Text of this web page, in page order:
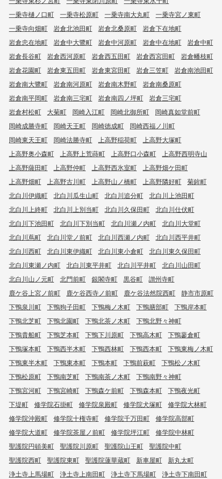
一乗寺樋ノ口町
一乗寺松原町 一乗寺南大丸町
一乗寺宮ノ東町
一乗寺向畑町
岩倉北池田町 岩倉北桑原町
岩倉下在地町
岩倉忠在地町
岩倉中大鷺町 岩倉中河原町 岩倉中在地町
岩倉中町
岩倉長谷町
岩倉西河原町 岩倉西五田町 岩倉西宮田町
岩倉幡枝町
岩倉花園町
岩倉東五田町 岩倉東宮田町 岩倉三笠町
岩倉南池田町
岩倉南大鷺町
岩倉南河原町 岩倉南木野町
岩倉南桑原町
岩倉南平岡町
岩倉南三宅町 岩倉南四ノ坪町
岩倉三宅町
岩倉村松町
大菊町 岡崎入江町 岡崎北御所町
岡崎真如堂前町
岡崎成勝寺町
岡崎天王町 岡崎徳成町
岡崎西福ノ川町
岡崎東天王町
岡崎法勝寺町 上高野稲荷町
上高野大塚町
上高野奥小森町
上高野上荒蒔町 上高野口小森町
上高野西明寺山
上高野薩田町
上高野仲町 上高野西氷室町
上高野畑ケ田町
上高野畑町
上高野古川町 上高野山ノ橋町 上高野隣好町
菊鉾町
北白川伊織町
北白川瓜生山町 北白川追分町
北白川上池田町
北白川上終町
北白川上別当町 北白川久保田町
北白川仕伏町
北白川下池田町
北白川下別当町 北白川瀬ノ内町
北白川大堂町
北白川蔦町
北白川堂ノ前町 北白川西瀬ノ内町
北白川西平井町
北白川西町
北白川東伊織町 北白川東小倉町
北白川東久保田町
北白川東瀬ノ内町
北白川東平井町 北白川平井町
北白川山田町
北白川山ノ元町
北門前町 銀閣寺町 黒谷町
讃州寺町
鹿ケ谷上宮ノ前町
鹿ケ谷西寺ノ前町 鹿ケ谷法然院西町
静市市原町
下鴨泉川町
下鴨狗子田町 下鴨梅ノ木町 下鴨膳部町
下鴨岸本町
下鴨北芝町
下鴨北園町 下鴨北茶ノ木町
下鴨北野々神町
下鴨貴船町
下鴨芝本町 下鴨下川原町 下鴨高木町
下鴨蓼倉町
下鴨塚本町
下鴨西半木町 下鴨西林町 下鴨西本町
下鴨東梅ノ木町
下鴨東半木町
下鴨東本町 下鴨本町 下鴨前萩町
下鴨松ノ木町
下鴨松原町
下鴨南芝町 下鴨南茶ノ木町
下鴨南野々神町
下鴨宮河町
下鴨宮崎町 下鴨森ケ前町 下鴨森本町
下鴨夜光町
下堤町
修学院石掛町 修学院泉殿町 修学院犬塚町
修学院大林町
修学院沖殿町
修学院十権寺町 修学院千万田町
修学院高部町
修学院大道町
修学院茶屋ノ前町 修学院坪江町
修学院中林町
聖護院円頓美町
聖護院川原町 聖護院山王町
聖護院中町
聖護院西町
聖護院東町 聖護院蓮華蔵町 新車屋町
新丸太町
浄土寺上馬場町
浄土寺上南田町 浄土寺下馬場町
浄土寺下南田町